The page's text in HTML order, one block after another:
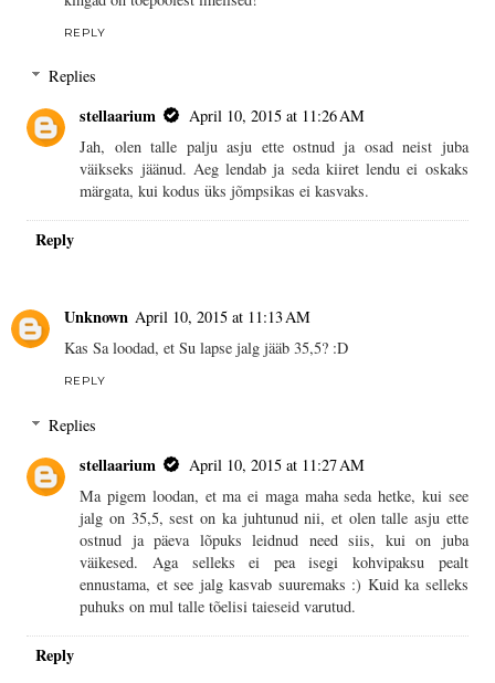
REPLY
Replies
stellaarium
April 10, 2015 at 11:26 AM
Jah, olen talle palju asju ette ostnud ja osad neist juba
väikseks jäänud. Aeg lendab ja seda kiiret lendu ei oskaks
märgata, kui kodus üks jõmpsikas ei kasvaks.
Reply
Unknown April 10, 2015 at 11:13 AM
Kas Sa loodad, et Su lapse jalg jääb 35,5? :D
REPLY
Replies
stellaarium
April 10, 2015 at 11:27 AM
Ma pigem loodan, et ma ei maga maha seda hetke, kui see
jalg on 35,5, sest on ka juhtunud nii, et olen talle asju ette
ostnud ja päeva lõpuks leidnud need siis, kui on juba
väikesed. Aga selleks ei pea isegi kohvipaksu pealt
ennustama, et see jalg kasvab suuremaks :) Kuid ka selleks
puhuks on mul talle tõelisi taieseid varutud.
Reply